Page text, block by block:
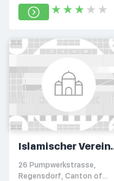
Islamischer Verein
Regensdorf
26 Pumpwerkstrasse,
Regensdorf, Canton of